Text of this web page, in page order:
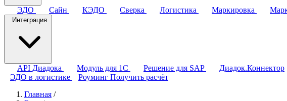
ЭДО Сайн КЭДО Сверка Логистика Маркировка
Интеграция
API Диадока Модуль для 1С Решение для SAP
Диадок.Коннектор
ЭДО в логистике
Роуминг Получить расчёт
Главная /